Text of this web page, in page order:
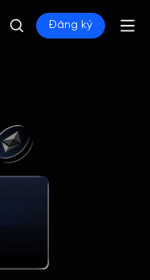
Đăng ký